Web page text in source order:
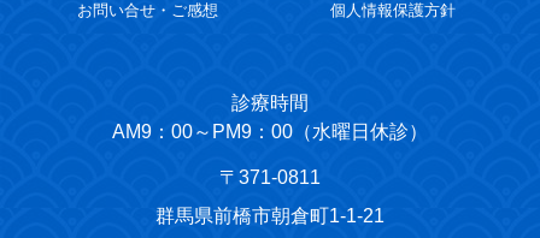
お問い合せ・ご感想 個人情報保護方針
診療時間
AM9：00～PM9：00（水曜日休診）
〒371-0811
群馬県前橋市朝倉町1-1-21